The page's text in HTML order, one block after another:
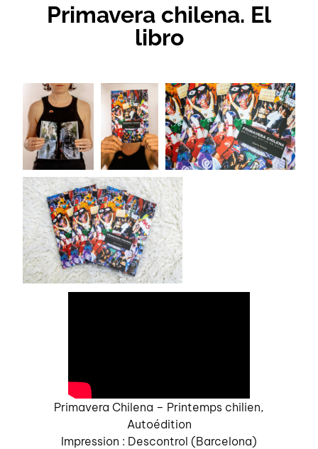
Primavera chilena. El
libro
Primavera Chilena – Printemps chilien,
Autoédition
Impression : Descontrol (Barcelona)